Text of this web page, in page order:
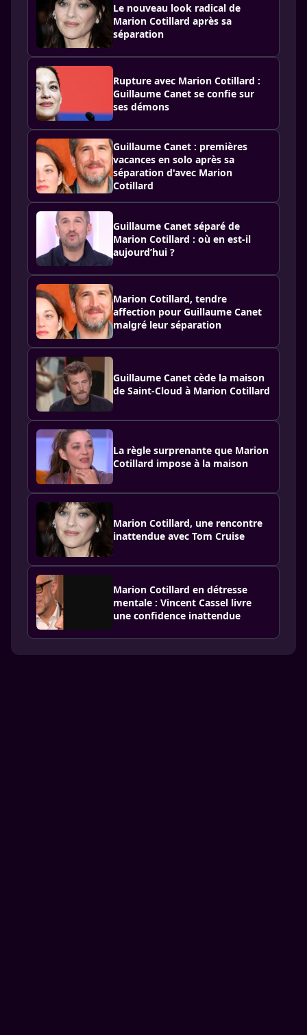
Le nouveau look radical de
Marion Cotillard après sa
séparation
Rupture avec Marion Cotillard :
Guillaume Canet se confie sur
ses démons
Guillaume Canet : premières
vacances en solo après sa
séparation d'avec Marion
Cotillard
Guillaume Canet séparé de
Marion Cotillard : où en est-il
aujourd’hui ?
Marion Cotillard, tendre
affection pour Guillaume Canet
malgré leur séparation
Guillaume Canet cède la maison
de Saint-Cloud à Marion Cotillard
La règle surprenante que Marion
Cotillard impose à la maison
Marion Cotillard, une rencontre
inattendue avec Tom Cruise
Marion Cotillard en détresse
mentale : Vincent Cassel livre
une confidence inattendue